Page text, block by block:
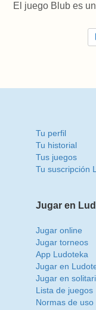
El juego Blub es
Tu perfil
Tu historial
Tus juegos
Tu suscripción
Jugar en
Jugar online
Jugar torneos
App Ludoteka
Jugar en
Jugar en
Lista de juegos
Normas de uso